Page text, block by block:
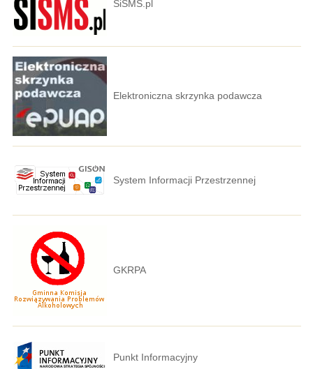
SiSMS.pl
Elektroniczna skrzynka podawcza
System Informacji Przestrzennej
GKRPA
Punkt Informacyjny